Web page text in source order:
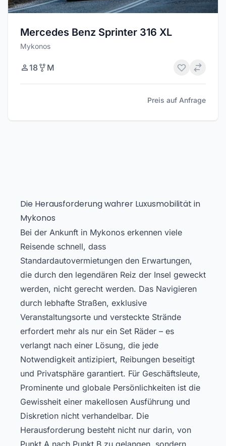
Mercedes Benz Sprinter 316 XL
Mykonos
18 M
Preis auf Anfrage
Die Herausforderung wahrer Luxusmobilität in
Mykonos
Bei der Ankunft in Mykonos erkennen viele
Reisende schnell, dass
Standardautovermietungen den Erwartungen,
die durch den legendären Reiz der Insel geweckt
werden, nicht gerecht werden. Das Navigieren
durch lebhafte Straßen, exklusive
Veranstaltungsorte und versteckte Strände
erfordert mehr als nur ein Set Räder – es
verlangt nach einer Lösung, die jede
Notwendigkeit antizipiert, Reibungen beseitigt
und Privatsphäre garantiert. Für Geschäftsleute,
Prominente und globale Persönlichkeiten ist die
Gewissheit einer makellosen Ausführung und
Diskretion nicht verhandelbar. Die
Herausforderung besteht nicht nur darin, von
Punkt A nach Punkt B zu gelangen, sondern